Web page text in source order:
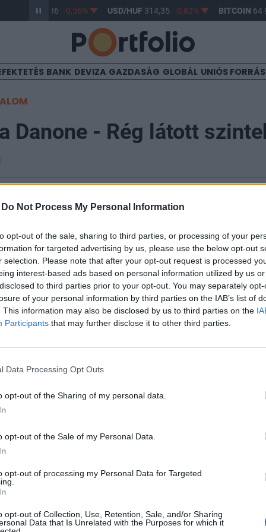
Do Not Process My Personal Information
opt-out of the sale, sharing to third parties, or processing of your
for targeted advertising by us, please use the below opt-out
selection. Please note that after your opt-out request is processed
interest-based ads based on personal information utilized by us
to third parties prior to your opt-out. You may separately
of your personal information by third parties on the IAB’s list of
This information may also be disclosed by us to third parties on the
Participants that may further disclose it to other third parties.
Data Processing Opt Outs
opt-out of the Sharing of my personal data.
opt-out of the Sale of my Personal Data.
opt-out of processing my Personal Data for Targeted
opt-out of Collection, Use, Retention, Sale, and/or Sharing
Data that Is Unrelated with the Purposes for which it
363,36 -0,56% USD/HUF314,35 -0,82% BITCOIN 64
BANK DEVIZA GAZDASÁG GLOBÁL UNIÓS
Danone - Rég látott
számait a Danone, melyben az elemzői
számolt be. A bevételek bővülése
a fejlődő országok piacai ellensúlyozni tudták az
A menedzsment megerősítette az
valamint sajátrészvény visszavásárlási
az árfolyama ezek hatására 2008 óta nem látott
emelkedett, ami 4,3 százalékos javulást jelent év/év
várakozásokat. Az árbevétel növekedése...
portfolio.hu hírarchívumához tartozik, melynek olvasása
tartalmazza:
elmúlt 2 év napon belüli